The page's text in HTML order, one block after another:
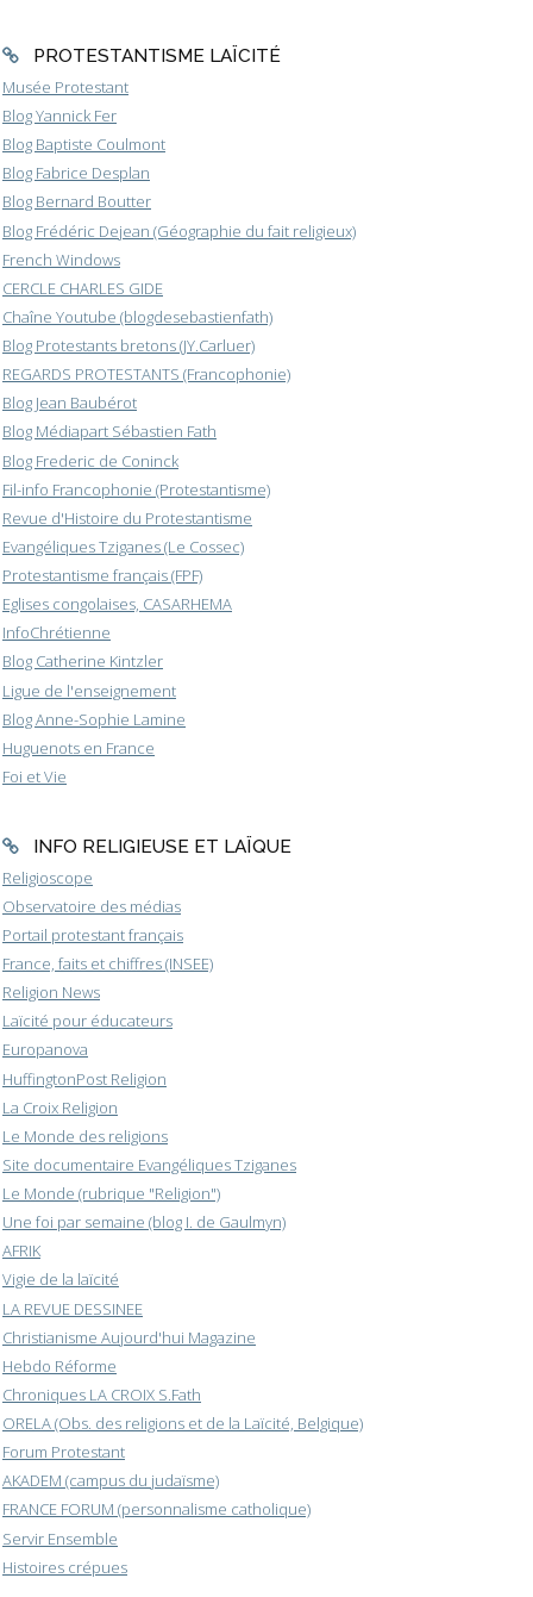
PROTESTANTISME LAÏCITÉ
Musée Protestant
Blog Yannick Fer
Blog Baptiste Coulmont
Blog Fabrice Desplan
Blog Bernard Boutter
Blog Frédéric Dejean (Géographie du fait religieux)
French Windows
CERCLE CHARLES GIDE
Chaîne Youtube (blogdesebastienfath)
Blog Protestants bretons (JY.Carluer)
REGARDS PROTESTANTS (Francophonie)
Blog Jean Baubérot
Blog Médiapart Sébastien Fath
Blog Frederic de Coninck
Fil-info Francophonie (Protestantisme)
Revue d'Histoire du Protestantisme
Evangéliques Tziganes (Le Cossec)
Protestantisme français (FPF)
Eglises congolaises, CASARHEMA
InfoChrétienne
Blog Catherine Kintzler
Ligue de l'enseignement
Blog Anne-Sophie Lamine
Huguenots en France
Foi et Vie
INFO RELIGIEUSE ET LAÏQUE
Religioscope
Observatoire des médias
Portail protestant français
France, faits et chiffres (INSEE)
Religion News
Laïcité pour éducateurs
Europanova
HuffingtonPost Religion
La Croix Religion
Le Monde des religions
Site documentaire Evangéliques Tziganes
Le Monde (rubrique "Religion")
Une foi par semaine (blog I. de Gaulmyn)
AFRIK
Vigie de la laïcité
LA REVUE DESSINEE
Christianisme Aujourd'hui Magazine
Hebdo Réforme
Chroniques LA CROIX S.Fath
ORELA (Obs. des religions et de la Laïcité, Belgique)
Forum Protestant
AKADEM (campus du judaïsme)
FRANCE FORUM (personnalisme catholique)
Servir Ensemble
Histoires crépues